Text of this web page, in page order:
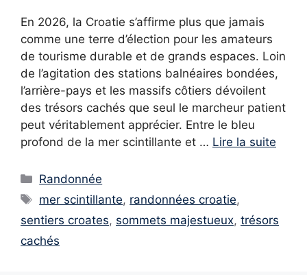
En 2026, la Croatie s’affirme plus que jamais
comme une terre d’élection pour les amateurs
de tourisme durable et de grands espaces. Loin
de l’agitation des stations balnéaires bondées,
l’arrière-pays et les massifs côtiers dévoilent
des trésors cachés que seul le marcheur patient
peut véritablement apprécier. Entre le bleu
profond de la mer scintillante et … Lire la suite
Catégories
Randonnée
Étiquettes
mer scintillante, randonnées croatie,
sentiers croates, sommets majestueux, trésors
cachés